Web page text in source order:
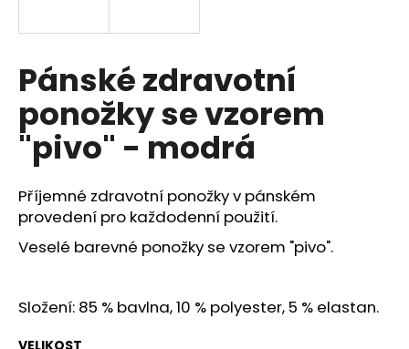
Pánské zdravotní
ponožky se vzorem
"pivo" - modrá
Příjemné zdravotní ponožky v pánském
provedení pro každodenní použití.
Veselé barevné ponožky se vzorem "pivo".
Složení: 85 % bavlna, 10 % polyester, 5 % elastan.
VELIKOST
í
t
?
HLEDAT
o